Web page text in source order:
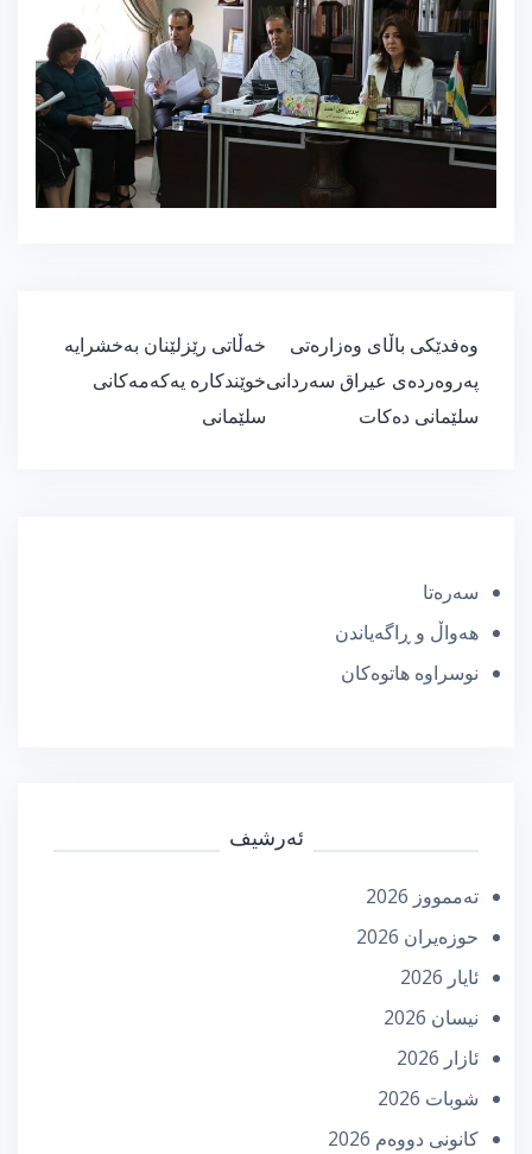
ڕێدۆزیی
بابەت
خەڵاتی رێزلێنان بەخشرایە
خوێندكارە یەكەمەكانی
سلێمانی
وەفدێكی باڵای وەزارەتی
پەروەردەی عیراق سەردانی
سلێمانی دەكات
سەرەتا
هەواڵ و ڕاگەیاندن
نوسراوە هاتوەکان
ئەرشیف
تەممووز 2026
حوزه‌یران 2026
ئایار 2026
نیسان 2026
ئازار 2026
شوبات 2026
كانونی دووه‌م 2026